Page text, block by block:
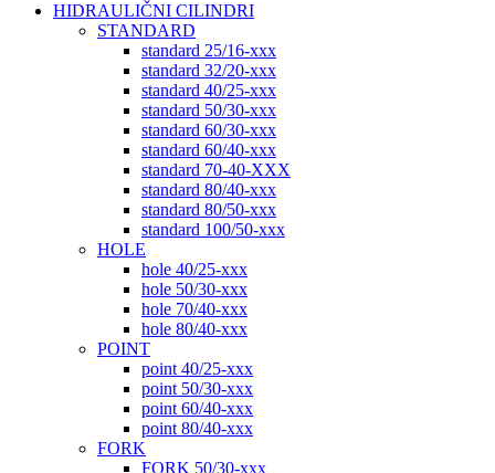
HIDRAULIČNI CILINDRI
STANDARD
standard 25/16-xxx
standard 32/20-xxx
standard 40/25-xxx
standard 50/30-xxx
standard 60/30-xxx
standard 60/40-xxx
standard 70-40-XXX
standard 80/40-xxx
standard 80/50-xxx
standard 100/50-xxx
HOLE
hole 40/25-xxx
hole 50/30-xxx
hole 70/40-xxx
hole 80/40-xxx
POINT
point 40/25-xxx
point 50/30-xxx
point 60/40-xxx
point 80/40-xxx
FORK
FORK 50/30-xxx